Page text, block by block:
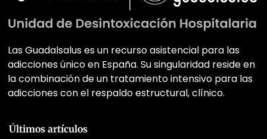
Las Guadalsalus es un recurso asistencial para las
adicciones único en España. Su singularidad reside en
la combinación de un tratamiento intensivo para las
adicciones con el respaldo estructural, clínico.
Últimos artículos